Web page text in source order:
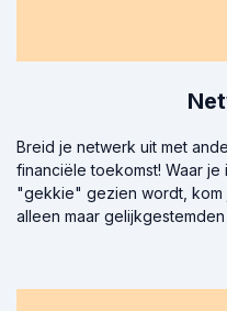
Breid je netwerk uit met
financiële toekomst! Waar
"gekkie" gezien wordt,
alleen maar